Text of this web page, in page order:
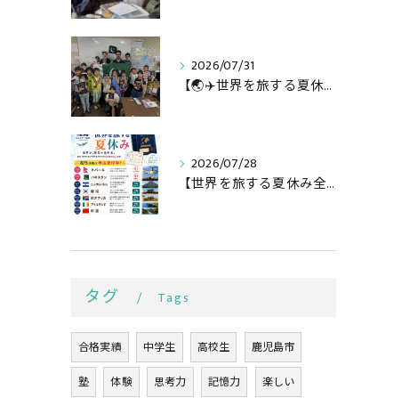
2026/07/31
【🌏✈️世界を旅する夏休み第二弾】
2026/07/28
【世界を旅する夏休み全行程🌏✈️】
タグ Tags
合格実績 中学生 高校生
鹿児島市
塾
体験 思考力 記憶力 楽しい